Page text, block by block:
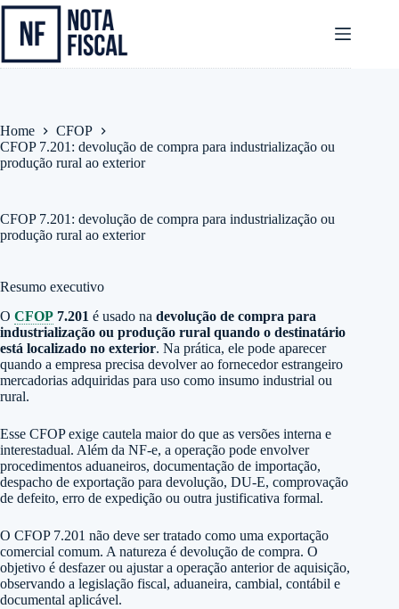
Pular
para
Home
CFOP
CFOP 7.201: devolução de compra para industrialização ou
produção rural ao exterior
CFOP 7.201: devolução de compra para industrialização ou
produção rural ao exterior
Resumo executivo
O CFOP 7.201 é usado na devolução de compra para
industrialização ou produção rural quando o destinatário
está localizado no exterior. Na prática, ele pode aparecer
quando a empresa precisa devolver ao fornecedor estrangeiro
mercadorias adquiridas para uso como insumo industrial ou
rural.
Esse CFOP exige cautela maior do que as versões interna e
interestadual. Além da NF-e, a operação pode envolver
procedimentos aduaneiros, documentação de importação,
despacho de exportação para devolução, DU-E, comprovação
de defeito, erro de expedição ou outra justificativa formal.
O CFOP 7.201 não deve ser tratado como uma exportação
comercial comum. A natureza é devolução de compra. O
objetivo é desfazer ou ajustar a operação anterior de aquisição,
observando a legislação fiscal, aduaneira, cambial, contábil e
documental aplicável.